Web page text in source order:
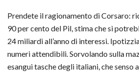
Prendete il ragionamento di Corsaro:
90 per cento del Pil, stima che si
24 miliardi all’anno di interessi.
numeri attendibili. Sorvolando sulla
esangui tasche degli italiani, che senso